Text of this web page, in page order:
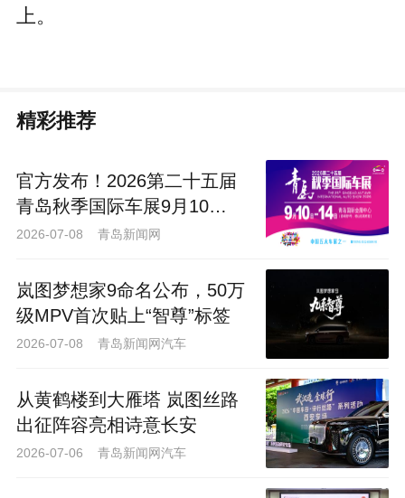
上。
精彩推荐
官方发布！2026第二十五届
青岛秋季国际车展9月10
日-14日崂山举办
2026-07-08 青岛新闻网
岚图梦想家9命名公布，50万
级MPV首次贴上“智尊”标签
2026-07-08 青岛新闻网汽车
从黄鹤楼到大雁塔 岚图丝路
出征阵容亮相诗意长安
2026-07-06 青岛新闻网汽车